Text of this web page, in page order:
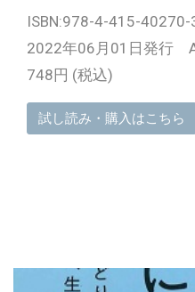
ISBN:978-4-415-
2022年06月01日発
748円 (税込)
試し読み・購入はこちら